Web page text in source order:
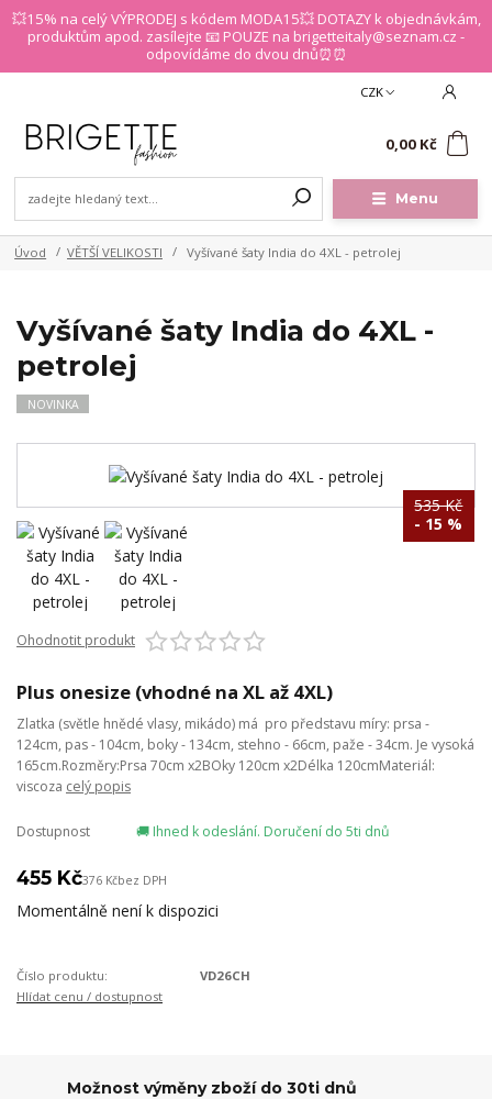
💥15% na celý VÝPRODEJ s kódem MODA15💥 DOTAZY k objednávkám,
produktům apod. zasílejte 📧 POUZE na brigetteitaly@seznam.cz -
odpovídáme do dvou dnů⏰⏰
Menu
CZK
0,00 Kč
Úvod VĚTŠÍ VELIKOSTI Vyšívané šaty India do 4XL - petrolej
Vyšívané šaty India do 4XL -
petrolej
NOVINKA
535 Kč
- 15 %
Ohodnotit produkt
Plus onesize (vhodné na XL až 4XL)
Zlatka (světle hnědé vlasy, mikádo) má pro představu míry: prsa -
124cm, pas - 104cm, boky - 134cm, stehno - 66cm, paže - 34cm. Je vysoká
165cm.Rozměry:Prsa 70cm x2BOky 120cm x2Délka 120cmMateriál:
viscoza celý popis
Dostupnost 🚚 Ihned k odeslání. Doručení do 5ti dnů
455 Kč376 Kčbez DPH
Momentálně není k dispozici
Číslo produktu:
VD26CH
Hlídat cenu / dostupnost
Možnost výměny zboží do 30ti dnů